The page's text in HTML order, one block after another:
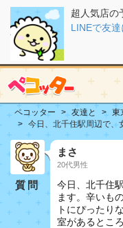
超人気店の
LINEで友
ペコッター 友達と 東
今日、北千住駅周辺で、
質問
まさ
20代男性
今日、北千住
ます。辛いも
トにぴったり
室があるとこ